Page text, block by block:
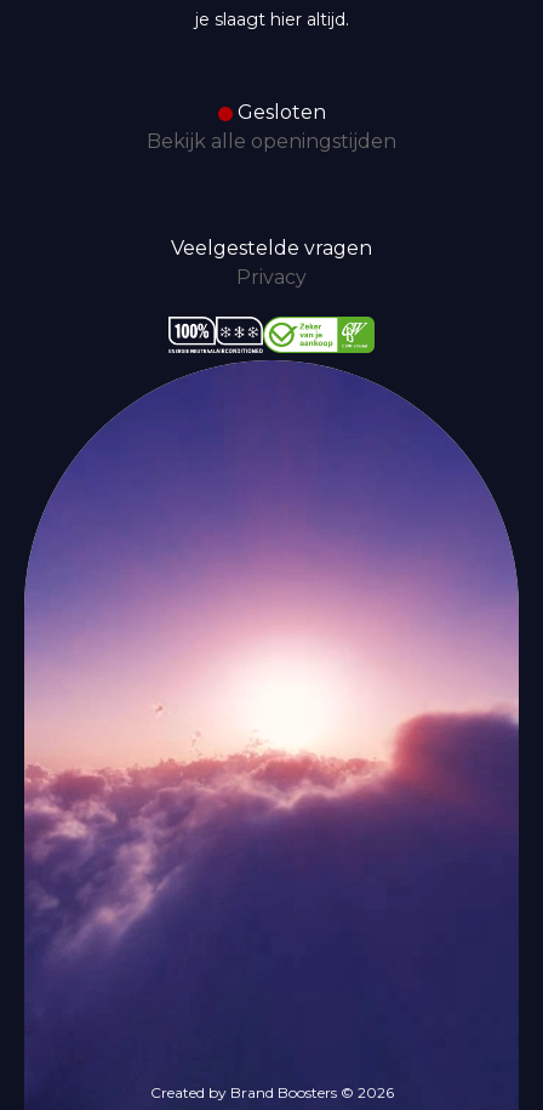
je slaagt hier altijd.
Gesloten
Bekijk alle openingstijden
Veelgestelde vragen
Privacy
Created by Brand Boosters © 2026